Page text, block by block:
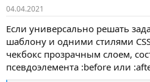
04.04.2021
Если универсально решать
шаблону и одними стилями
чекбокс прозрачным слоем,
псевдоэлемента :before или